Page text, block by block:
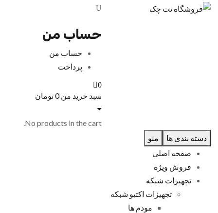
حساب من
حساب من
پرداخت
0
سبد خرید من0تومان
No products in the cart.
دسته بندی ها
منو
صفحه اصلی
فروش ویژه
تجهیزات شبکه
تجهیزات اکتیو شبکه
مودم ها